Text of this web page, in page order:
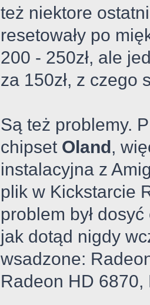
też niektore
resetowały po
200 - 250zł, ale
za 150zł, z czego
Są też problemy.
chipset Oland,
instalacyjna z
plik w Kickstarcie
problem był
jak dotąd nigdy
wsadzone:
Radeon HD